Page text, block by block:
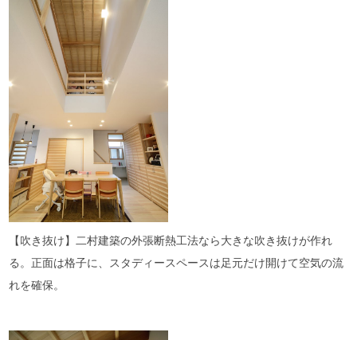
【吹き抜け】二村建築の外張断熱工法なら大きな吹き抜けが作れ
る。正面は格子に、スタディースペースは足元だけ開けて空気の流
れを確保。